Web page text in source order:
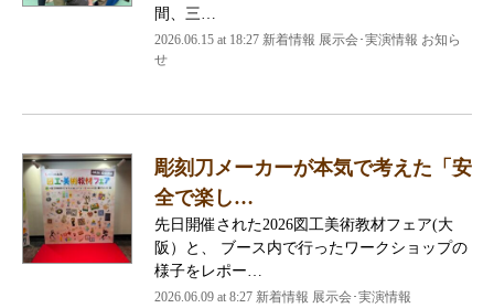
間、三…
2026.06.15 at 18:27 新着情報 展示会･実演情報 お知ら
せ
彫刻刀メーカーが本気で考えた「安
全で楽し…
先日開催された2026図工美術教材フェア(大
阪）と、 ブース内で行ったワークショップの
様子をレポー…
2026.06.09 at 8:27 新着情報 展示会･実演情報